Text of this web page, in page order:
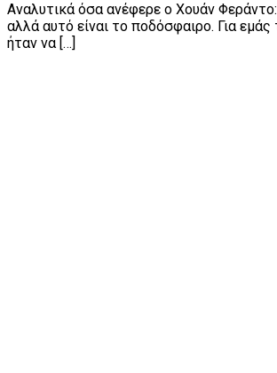
Αναλυτικά όσα ανέφερε ο Χουάν
αλλά αυτό είναι το ποδόσφαιρο. Για εμάς
ήταν να […]